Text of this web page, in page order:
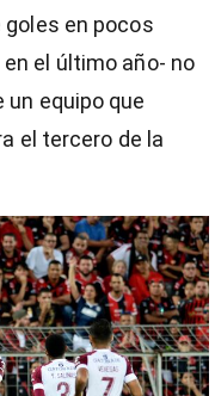
goles en pocos
el último año- no
un equipo que
el tercero de la